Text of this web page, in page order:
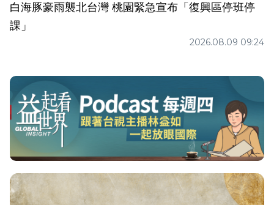
白海豚豪雨襲北台灣 桃園緊急宣布「復興區停班停
課」
2026.08.09 09:24